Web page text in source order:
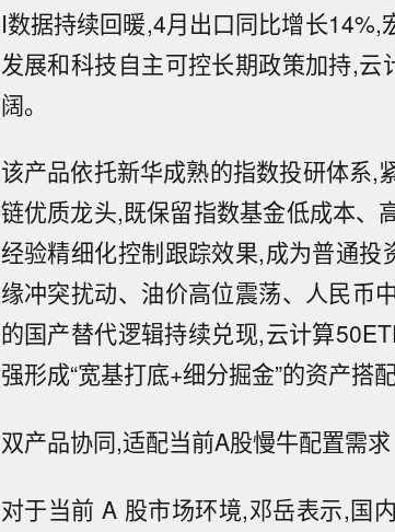
I数据持续回暖,4月出口同比增长
发展和科技自主可控长期政策加持,
阔。
该产品依托新华成熟的指数投研体系,
链优质龙头,既保留指数基金低成本、
经验精细化控制跟踪效果,成为普通
缘冲突扰动、油价高位震荡、人民币
的国产替代逻辑持续兑现,云计算
强形成“宽基打底+细分掘金”的资产搭配
双产品协同,适配当前A股慢牛配置需求
对于当前 A 股市场环境,邓岳表示,国